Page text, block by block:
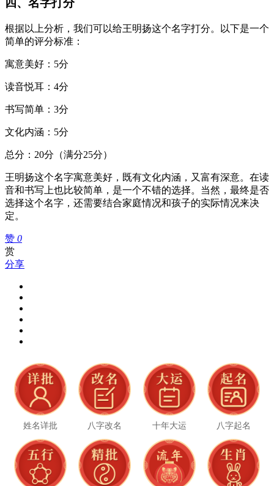
四、名字打分
根据以上分析，我们可以给王明扬这个名字打分。以下是一个
简单的评分标准：
寓意美好：5分
读音悦耳：4分
书写简单：3分
文化内涵：5分
总分：20分（满分25分）
王明扬这个名字寓意美好，既有文化内涵，又富有深意。在读
音和书写上也比较简单，是一个不错的选择。当然，最终是否
选择这个名字，还需要结合家庭情况和孩子的实际情况来决
定。
赞 0
赏
分享
姓名详批 八字改名 十年大运 八字起名